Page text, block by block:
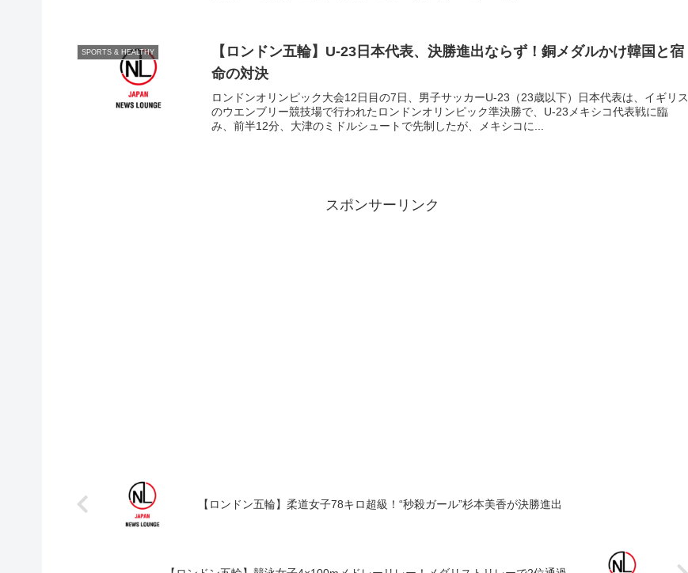
SPORTS & HEALTHY
【ロンドン五輪】U‐23日本代表、決勝進出ならず！銅メダルかけ韓国と宿
命の対決
ロンドンオリンピック大会12日目の7日、男子サッカーU-23（23歳以下）日本代表は、イギリス
のウエンブリー競技場で行われたロンドンオリンピック準決勝で、U-23メキシコ代表戦に臨
み、前半12分、大津のミドルシュートで先制したが、メキシコに...
スポンサーリンク
【ロンドン五輪】柔道女子78キロ超級！“秒殺ガール”杉本美香が決勝進出